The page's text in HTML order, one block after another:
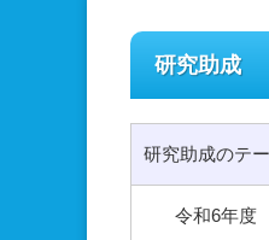
研究助成
研究助成のテ
令和6年度